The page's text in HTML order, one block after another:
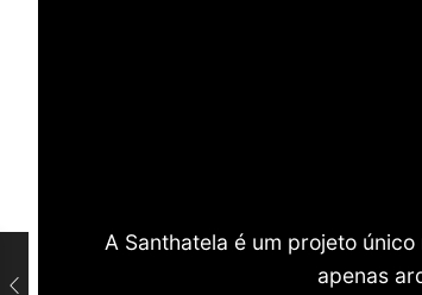
A Santhatela é um projeto
apenas